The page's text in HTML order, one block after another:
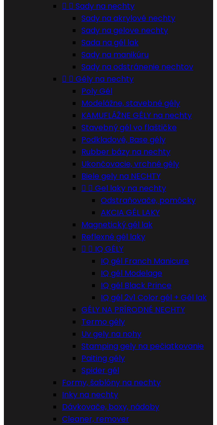
  Sady na nechty
Sady na akrylové nechty
Sady na gelove nechty
Sada na gél lak
Sady na manikúru
Sady na odstránenie nechtov
  Gély na nechty
Poly Gél
Modelážne, stavebné gély
KAMUFLÁŽNE GÉLY na nechty
Stavebný gél vo flaštičke
Podkladové, Base gély
Rubber bázy na nechty
Ukončovacie, vrchné gély
Biele gely na NECHTY
  Gel laky na nechty
Odstraňovače, pomôcky
AKCIA GÉL LAKY
Magnetický gél lak
Reflexné gél laky
  IQ GÉLY
IQ gél Franch Manicure
IQ gél Modelage
IQ gél Black Prince
IQ gél 2v1 Color gél + Gél lak
GÉLY NA PRÍRODNÉ NECHTY
Termo gély
Uv gely na nohy
Stamping gely na pečiatkovanie
Paiting gély
Spider gél
Formy, šablóny na nechty
Inky na nechty
Dávkovače, boxy, nádoby
Cleaner, remover